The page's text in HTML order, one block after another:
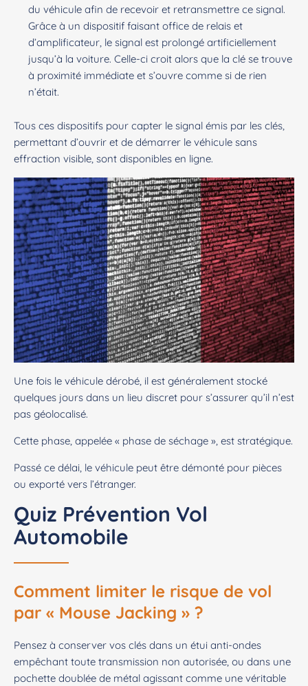
du véhicule afin de recevoir et retransmettre ce signal.
Grâce à un dispositif faisant office de relais et
d’amplificateur, le signal est prolongé artificiellement
jusqu’à la voiture. Celle-ci croit alors que la clé se trouve
à proximité immédiate et s’ouvre comme si de rien
n’était.
Tous ces dispositifs pour capter le signal émis par les clés,
permettant d’ouvrir et de démarrer le véhicule sans
effraction visible, sont disponibles en ligne.
Une fois le véhicule dérobé, il est généralement stocké
quelques jours dans un lieu discret pour s’assurer qu’il n’est
pas géolocalisé.
Cette phase, appelée « phase de séchage », est stratégique.
Passé ce délai, le véhicule peut être démonté pour pièces
ou exporté vers l’étranger.
Quiz Prévention Vol
Automobile
Comment limiter le risque de vol
par « Mouse Jacking » ?
Pensez à conserver vos clés dans un étui anti-ondes
empêchant toute transmission non autorisée, ou dans une
pochette doublée de métal agissant comme une véritable